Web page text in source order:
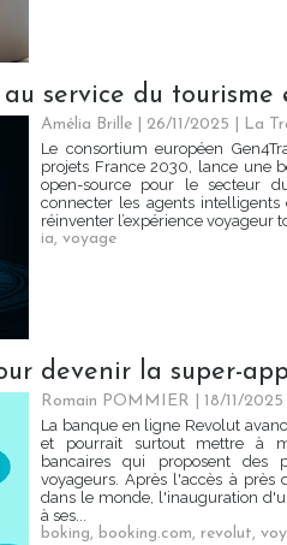
service du tourisme
Amélia Brille | 26/11/2025
La
Le consortium européen
projets France 2030, lance une
open-source pour le secteur
connecter les agents
réinventer l’expérience voyageur
ia, voyage
devenir la super-
Romain POMMIER | 18/11/2025
La banque en ligne Revolut
et pourrait surtout mettre à
bancaires qui proposent des
voyageurs. Après l'accès à près
dans le monde, l'inauguration
à ses...
boking, booking.com, revolut,